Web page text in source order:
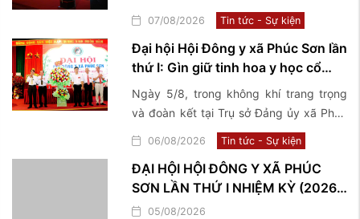
bệnh về dinh dưỡng và điều trị bằng y
07/08/2026 Tin tức - Sự kiện
Đại hội Hội Đông y xã Phúc Sơn lần
thứ I: Gìn giữ tinh hoa y học cổ
truyền, lan tỏa giá trị nhân văn vì
sức khỏe cộng đồng
Ngày 5/8, trong không khí trang trọng
và đoàn kết tại Trụ sở Đảng ủy xã Phúc
Sơn, Hội Đông y xã Phúc Sơn đã long
trọng tổ chức Đại hội lần thứ I, nhiệm kỳ
2026–2031, đánh dấu một bước phát
triển mới trong công tác kế thừa, bảo
tồn và phát huy những giá trị quý báu
06/08/2026 Tin tức - Sự kiện
ĐẠI HỘI HỘI ĐÔNG Y XÃ PHÚC
SƠN LẦN THỨ I NHIỆM KỲ (2026 –
2031)
05/08/2026